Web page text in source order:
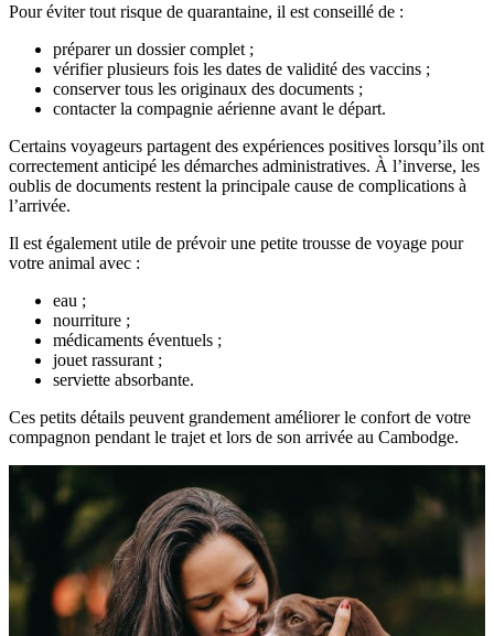
Pour éviter tout risque de quarantaine, il est conseillé de :
préparer un dossier complet ;
vérifier plusieurs fois les dates de validité des vaccins ;
conserver tous les originaux des documents ;
contacter la compagnie aérienne avant le départ.
Certains voyageurs partagent des expériences positives lorsqu’ils ont
correctement anticipé les démarches administratives. À l’inverse, les
oublis de documents restent la principale cause de complications à
l’arrivée.
Il est également utile de prévoir une petite trousse de voyage pour
votre animal avec :
eau ;
nourriture ;
médicaments éventuels ;
jouet rassurant ;
serviette absorbante.
Ces petits détails peuvent grandement améliorer le confort de votre
compagnon pendant le trajet et lors de son arrivée au Cambodge.